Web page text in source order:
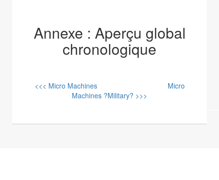
Annexe : Aperçu global
chronologique
<<< Micro Machines
Micro
Machines ?Military? >>>